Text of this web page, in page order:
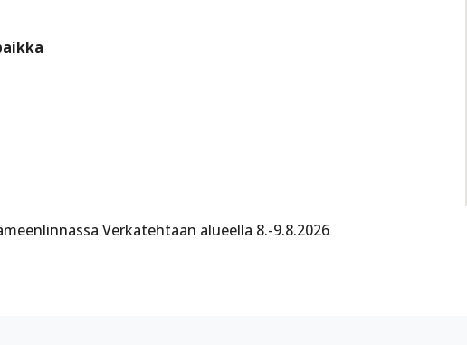
Verkatehtaan alueella 8.-9.8.2026